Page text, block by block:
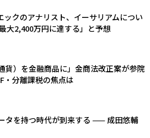
ックのアナリスト、イーサリアムについ
大2,400万円に達する」と予想
貨）を金融商品に」金商法改正案が参院
分離課税の焦点は
タを持つ時代が到来する —— 成田悠輔